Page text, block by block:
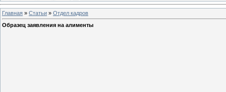
Главная » Статьи » Отдел кадров
Образец заявления на алименты